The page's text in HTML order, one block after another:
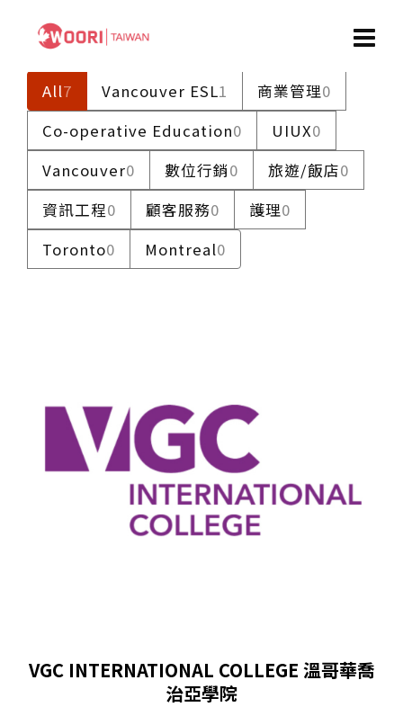
All7 Vancouver ESL1 商業管理0
Co-operative Education0 UIUX0
Vancouver0 數位行銷0 旅遊/飯店0
資訊工程0 顧客服務0 護理0
Toronto0 Montreal0
VGC INTERNATIONAL COLLEGE 溫哥華喬
治亞學院